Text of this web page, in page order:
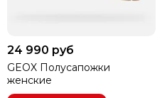
24 990 руб
GEOX Полусапожки
женские